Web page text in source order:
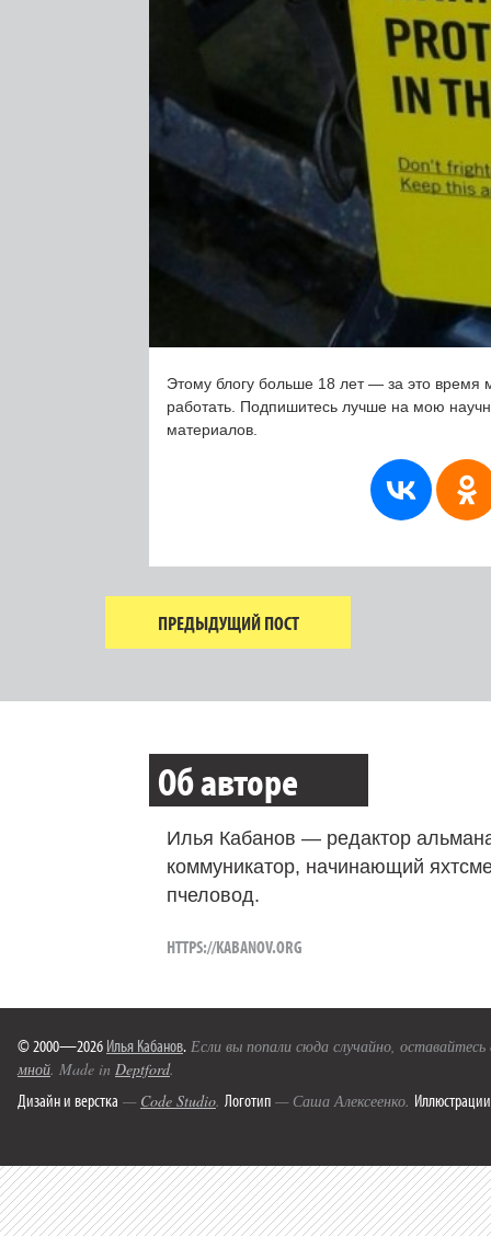
Этому блогу больше 18 лет — за это время
работать. Подпишитесь лучше на мою
материалов.
ПРЕДЫДУЩИЙ ПОСТ
Об авторе
Илья Кабанов — редактор
коммуникатор, начинающий
пчеловод.
HTTPS://KABANOV.ORG
© 2000—2026 Илья Кабанов. Если вы попали сюда случайно,
мной. Made in Deptford.
Дизайн и верстка — Code Studio. Логотип — Саша Алексеенко. Иллюстрации